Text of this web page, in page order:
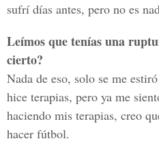
sufrí días antes, pero no es
Leímos que tenías una
cierto?
Nada de eso, solo se me
hice terapias, pero ya me
haciendo mis terapias, creo
hacer fútbol.